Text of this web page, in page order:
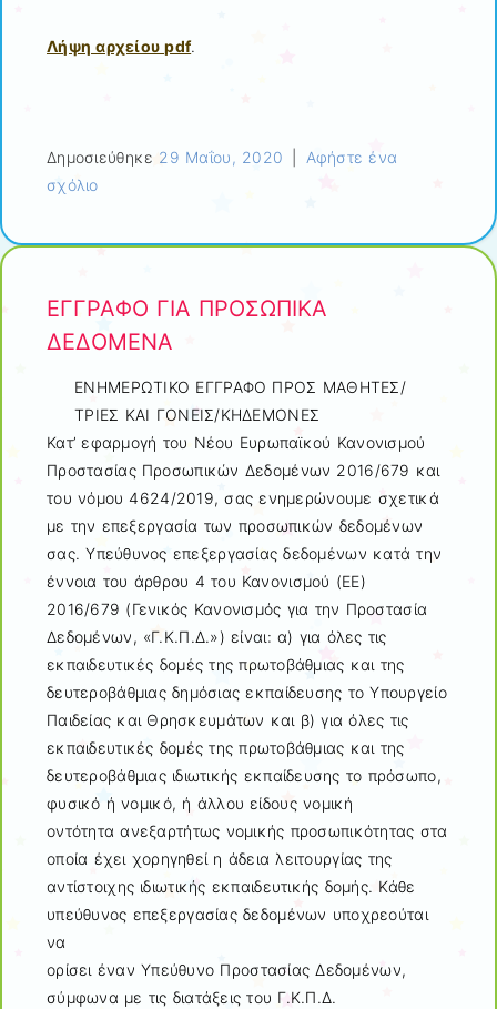
Λήψη αρχείου pdf.
Δημοσιεύθηκε 29 Μαΐου, 2020
Αφήστε ένα
σχόλιο
ΕΓΓΡΑΦΟ ΓΙΑ ΠΡΟΣΩΠΙΚΑ
ΔΕΔΟΜΕΝΑ
ΕΝΗΜΕΡΩΤΙΚΟ ΕΓΓΡΑΦΟ ΠΡΟΣ ΜΑΘΗΤΕΣ/
ΤΡΙΕΣ ΚΑΙ ΓΟΝΕΙΣ/ΚΗΔΕΜΟΝΕΣ
Κατ’ εφαρμογή του Νέου Ευρωπαϊκού Κανονισμού
Προστασίας Προσωπικών Δεδομένων 2016/679 και
του νόμου 4624/2019, σας ενημερώνουμε σχετικά
με την επεξεργασία των προσωπικών δεδομένων
σας. Υπεύθυνος επεξεργασίας δεδομένων κατά την
έννοια του άρθρου 4 του Κανονισμού (ΕΕ)
2016/679 (Γενικός Κανονισμός για την Προστασία
Δεδομένων, «Γ.Κ.Π.Δ.») είναι: α) για όλες τις
εκπαιδευτικές δομές της πρωτοβάθμιας και της
δευτεροβάθμιας δημόσιας εκπαίδευσης το Υπουργείο
Παιδείας και Θρησκευμάτων και β) για όλες τις
εκπαιδευτικές δομές της πρωτοβάθμιας και της
δευτεροβάθμιας ιδιωτικής εκπαίδευσης το πρόσωπο,
φυσικό ή νομικό, ή άλλου είδους νομική
οντότητα ανεξαρτήτως νομικής προσωπικότητας στα
οποία έχει χορηγηθεί η άδεια λειτουργίας της
αντίστοιχης ιδιωτικής εκπαιδευτικής δομής. Κάθε
υπεύθυνος επεξεργασίας δεδομένων υποχρεούται
να
ορίσει έναν Υπεύθυνο Προστασίας Δεδομένων,
σύμφωνα με τις διατάξεις του Γ.Κ.Π.Δ.